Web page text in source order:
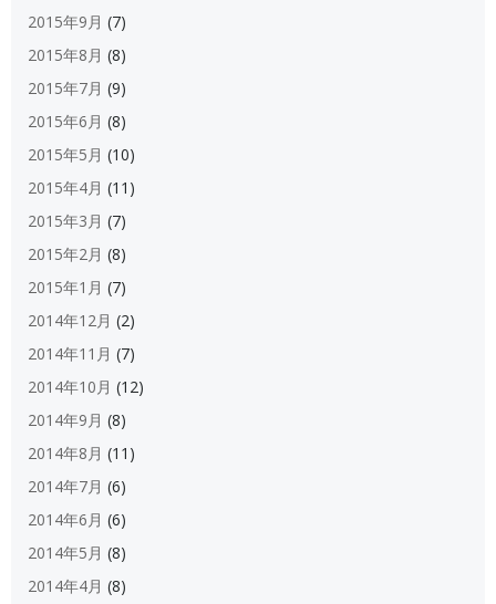
2015年9月 (7)
2015年8月 (8)
2015年7月 (9)
2015年6月 (8)
2015年5月 (10)
2015年4月 (11)
2015年3月 (7)
2015年2月 (8)
2015年1月 (7)
2014年12月 (2)
2014年11月 (7)
2014年10月 (12)
2014年9月 (8)
2014年8月 (11)
2014年7月 (6)
2014年6月 (6)
2014年5月 (8)
2014年4月 (8)